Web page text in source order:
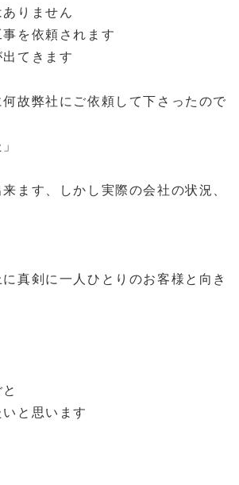
りません
を依頼されます
てきます
故弊社にご依頼して下さったので
ます、しかし実際の会社の状況、
真剣に一人ひとりのお客様と向き
と思います